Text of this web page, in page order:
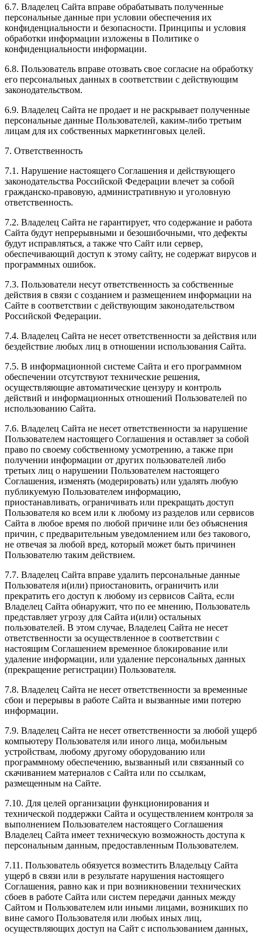
6.7. Владелец Сайта вправе обрабатывать полученные
персональные данные при условии обеспечения их
конфиденциальности и безопасности. Принципы и условия
обработки информации изложены в Политике о
конфиденциальности информации.
6.8. Пользователь вправе отозвать свое согласие на обработку
его персональных данных в соответствии с действующим
законодательством.
6.9. Владелец Сайта не продает и не раскрывает полученные
персональные данные Пользователей, каким-либо третьим
лицам для их собственных маркетинговых целей.
7. Ответственность
7.1. Нарушение настоящего Соглашения и действующего
законодательства Российской Федерации влечет за собой
гражданско-правовую, административную и уголовную
ответственность.
7.2. Владелец Сайта не гарантирует, что содержание и работа
Сайта будут непрерывными и безошибочными, что дефекты
будут исправляться, а также что Сайт или сервер,
обеспечивающий доступ к этому сайту, не содержат вирусов и
программных ошибок.
7.3. Пользователи несут ответственность за собственные
действия в связи с созданием и размещением информации на
Сайте в соответствии с действующим законодательством
Российской Федерации.
7.4. Владелец Сайта не несет ответственности за действия или
бездействие любых лиц в отношении использования Сайта.
7.5. В информационной системе Сайта и его программном
обеспечении отсутствуют технические решения,
осуществляющие автоматические цензуру и контроль
действий и информационных отношений Пользователей по
использованию Сайта.
7.6. Владелец Сайта не несет ответственности за нарушение
Пользователем настоящего Соглашения и оставляет за собой
право по своему собственному усмотрению, а также при
получении информации от других пользователей либо
третьих лиц о нарушении Пользователем настоящего
Соглашения, изменять (модерировать) или удалять любую
публикуемую Пользователем информацию,
приостанавливать, ограничивать или прекращать доступ
Пользователя ко всем или к любому из разделов или сервисов
Сайта в любое время по любой причине или без объяснения
причин, с предварительным уведомлением или без такового,
не отвечая за любой вред, который может быть причинен
Пользователю таким действием.
7.7. Владелец Сайта вправе удалить персональные данные
Пользователя и(или) приостановить, ограничить или
прекратить его доступ к любому из сервисов Сайта, если
Владелец Сайта обнаружит, что по ее мнению, Пользователь
представляет угрозу для Сайта и(или) остальных
пользователей. В этом случае, Владелец Сайта не несет
ответственности за осуществленное в соответствии с
настоящим Соглашением временное блокирование или
удаление информации, или удаление персональных данных
(прекращение регистрации) Пользователя.
7.8. Владелец Сайта не несет ответственности за временные
сбои и перерывы в работе Сайта и вызванные ими потерю
информации.
7.9. Владелец Сайта не несет ответственности за любой ущерб
компьютеру Пользователя или иного лица, мобильным
устройствам, любому другому оборудованию или
программному обеспечению, вызванный или связанный со
скачиванием материалов с Сайта или по ссылкам,
размещенным на Сайте.
7.10. Для целей организации функционирования и
технической поддержки Сайта и осуществлением контроля за
выполнением Пользователем настоящего Соглашения
Владелец Сайта имеет техническую возможность доступа к
персональным данным, предоставленным Пользователем.
7.11. Пользователь обязуется возместить Владельцу Сайта
ущерб в связи или в результате нарушения настоящего
Соглашения, равно как и при возникновении технических
сбоев в работе Сайта или систем передачи данных между
Сайтом и Пользователем или иными лицами, возникших по
вине самого Пользователя или любых иных лиц,
осуществляющих доступ на Сайт с использованием данных,